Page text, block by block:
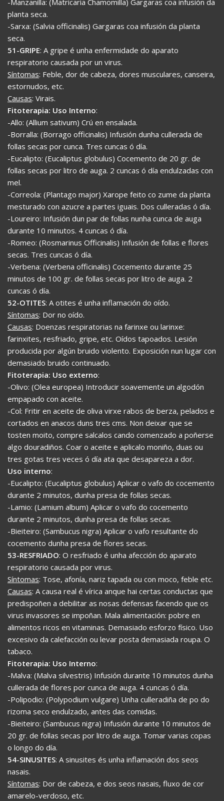
-Manzanilla: (Matricaria Chamomilla) Gargaras coa infusión da
planta seca.
-Sarxa: (Salvia officinalis) Gargaras coa infusión da planta
seca.
51-GRIPE: A gripe é unha enfermidade do aparato
respiratorio causada por un virus.
Síntomas: Feble, dor de cabeza, dores musculares, canseira,
estornudos, etc.
Causas: Virais.
Fitoterapia: Uso Interno:
-Allo: (Allium sativum) Crú en ensalada.
-Borralla: (Borrago officinalis) Infusión dunha cullerada de
follas secas por cunca. Tres cuncas ó día.
-Eucalipto: (Eucaliptus globulus) Cocemento de 20 gr. de
follas secas por litro de auga. 2 cuncas ó día endulzadas con
mel.
-Correola: (Plantago major) Xarope feito co zume da planta
mesturado con azucre a partes iguais. Dos culleradas ó día.
-Loureiro: Infusión dun par de follas nunha cunca de auga
durante 10 minutos. 4 cuncas ó día.
-Romeo: (Rosmarinus Officinalis) Infusión de follas e flores
secas. Tres cuncas ó día.
-Verbena: (Verbena officinalis) Cocemento durante 25
minutos de 100 gr. de follas secas por litro de auga. 2
cuncas ó día.
52-OTITES: A otites é unha inflamación do oído.
Síntomas: Dor no oído.
Causas: Doenzas respiratorias na farinxe ou larinxe:
farinxites, resfriado, gripe, etc. Oídos tapoados. Lesión
producida por algún bruido violento. Exposición nun lugar con
demasiado bruido continuado.
Fitoterapia: Uso externo:
-Olivo: (Olea europea) Introducir soavemente un algodón
empapado con aceite.
-Col: Fritir en aceite de oliva virxe rabos de berza, pelados e
cortados en anacos duns tres cms. Non deixar que se
tosten moito, compre salcalos cando comenzado a poñerse
algo douradiños. Coar o aceite e aplicalo moniño, duas ou
tres gotas tres veces ó día ata que desapareza a dor.
Uso interno:
-Eucalipto: (Eucaliptus globulus) Aplicar o vafo do cocemento
durante 2 minutos, dunha presa de follas secas.
-Lamio: (Lamium album) Aplicar o vafo do cocemento
durante 2 minutos, dunha presa de follas secas.
-Bieiteiro: (Sambucus nigra) Aplicar o vafo resultante do
cocemento dunha presa de flores secas.
53-RESFRIADO: O resfriado é unha afección do aparato
respiratorio causada por virus.
Síntomas: Tose, afonía, nariz tapada ou con moco, feble etc.
Causas: A causa real é vírica anque hai certas conductas que
predispoñen a debilitar as nosas defensas facendo que os
virus invasores se impoñan. Mala alimentación: pobre en
alimentos ricos en vitaminas. Demasiado esforzo físico. Uso
excesivo da calefacción ou levar posta demasiada roupa. O
tabaco.
Fitoterapia: Uso Interno:
-Malva: (Malva silvestris) Infusión durante 10 minutos dunha
cullerada de flores por cunca de auga. 4 cuncas ó día.
-Polipodio: (Polypodium vulgare) Unha culleradiña de po do
rizoma seco endulzado, antes das comidas.
-Bieiteiro: (Sambucus nigra) Infusión durante 10 minutos de
20 gr. de follas secas por litro de auga. Tomar varias copas
o longo do día.
54-SINUSITES: A sinusites és unha inflamación dos seos
nasais.
Síntomas: Dor de cabeza, e dos seos nasais, fluxo de cor
amarelo-verdoso, etc.